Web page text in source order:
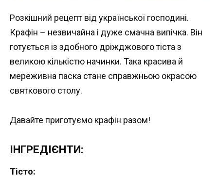
Розкішний рецепт від української господині.
Крафін – незвичайна і дуже смачна випічка. Він
готується із здобного дріжджового тіста з
великою кількістю начинки. Така красива й
мереживна паска стане справжньою окрасою
святкового столу.
Давайте приготуємо крафін разом!
ІНГРЕДІЄНТИ:
Тісто: